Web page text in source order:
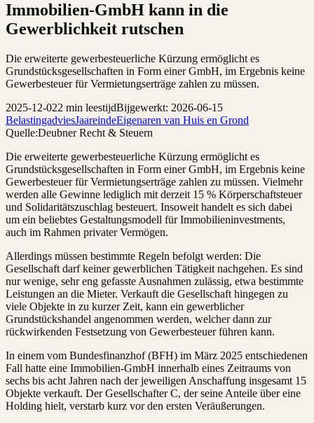
Immobilien-GmbH kann in die
Gewerblichkeit rutschen
Die erweiterte gewerbesteuerliche Kürzung ermöglicht es
Grundstücksgesellschaften in Form einer GmbH, im Ergebnis keine
Gewerbesteuer für Vermietungserträge zahlen zu müssen.
2025-12-022 min leestijdBijgewerkt: 2026-06-15
BelastingadviesJaareindeEigenaren van Huis en Grond
Quelle:Deubner Recht & Steuern
Die erweiterte gewerbesteuerliche Kürzung ermöglicht es
Grundstücksgesellschaften in Form einer GmbH, im Ergebnis keine
Gewerbesteuer für Vermietungserträge zahlen zu müssen. Vielmehr
werden alle Gewinne lediglich mit derzeit 15 % Körperschaftsteuer
und Solidaritätszuschlag besteuert. Insoweit handelt es sich dabei
um ein beliebtes Gestaltungsmodell für Immobilieninvestments,
auch im Rahmen privater Vermögen.
Allerdings müssen bestimmte Regeln befolgt werden: Die
Gesellschaft darf keiner gewerblichen Tätigkeit nachgehen. Es sind
nur wenige, sehr eng gefasste Ausnahmen zulässig, etwa bestimmte
Leistungen an die Mieter. Verkauft die Gesellschaft hingegen zu
viele Objekte in zu kurzer Zeit, kann ein gewerblicher
Grundstückshandel angenommen werden, welcher dann zur
rückwirkenden Festsetzung von Gewerbesteuer führen kann.
In einem vom Bundesfinanzhof (BFH) im März 2025 entschiedenen
Fall hatte eine Immobilien-GmbH innerhalb eines Zeitraums von
sechs bis acht Jahren nach der jeweiligen Anschaffung insgesamt 15
Objekte verkauft. Der Gesellschafter C, der seine Anteile über eine
Holding hielt, verstarb kurz vor den ersten Veräußerungen.